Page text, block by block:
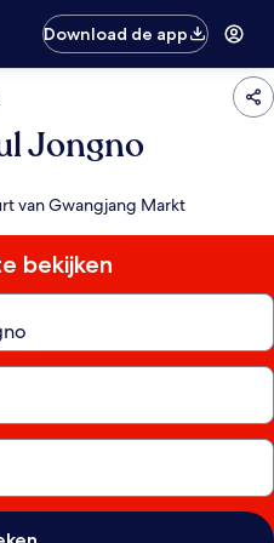
Download de app
Jongno
van Gwangjang Markt
bekijken